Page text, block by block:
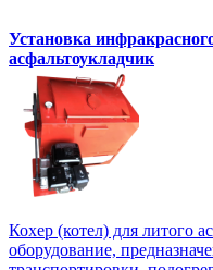
Установка
асфальтоукладчик
Кохер (котел) для литого
оборудование,